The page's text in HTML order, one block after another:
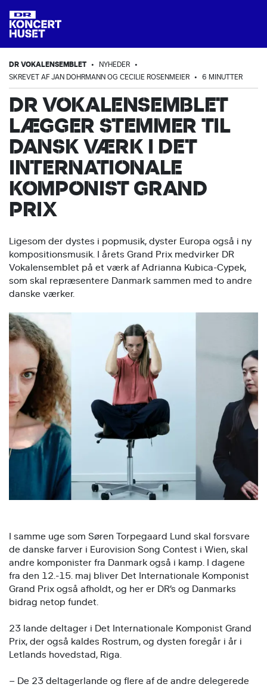
DR VOKALENSEMBLET • NYHEDER •
SKREVET AF JAN DOHRMANN OG CECILIE ROSENMEIER • 6 MINUTTER
DR VOKALENSEMBLET
LÆGGER STEMMER TIL
DANSK VÆRK I DET
INTERNATIONALE
KOMPONIST GRAND
PRIX
Ligesom der dystes i popmusik, dyster Europa også i ny
kompositionsmusik. I årets Grand Prix medvirker DR
Vokalensemblet på et værk af Adrianna Kubica-Cypek,
som skal repræsentere Danmark sammen med to andre
danske værker.
I samme uge som Søren Torpegaard Lund skal forsvare
de danske farver i Eurovision Song Contest i Wien, skal
andre komponister fra Danmark også i kamp. I dagene
fra den 12.-15. maj bliver Det Internationale Komponist
Grand Prix også afholdt, og her er DR’s og Danmarks
bidrag netop fundet.
23 lande deltager i Det Internationale Komponist Grand
Prix, der også kaldes Rostrum, og dysten foregår i år i
Letlands hovedstad, Riga.
– De 23 deltagerlande og flere af de andre delegerede